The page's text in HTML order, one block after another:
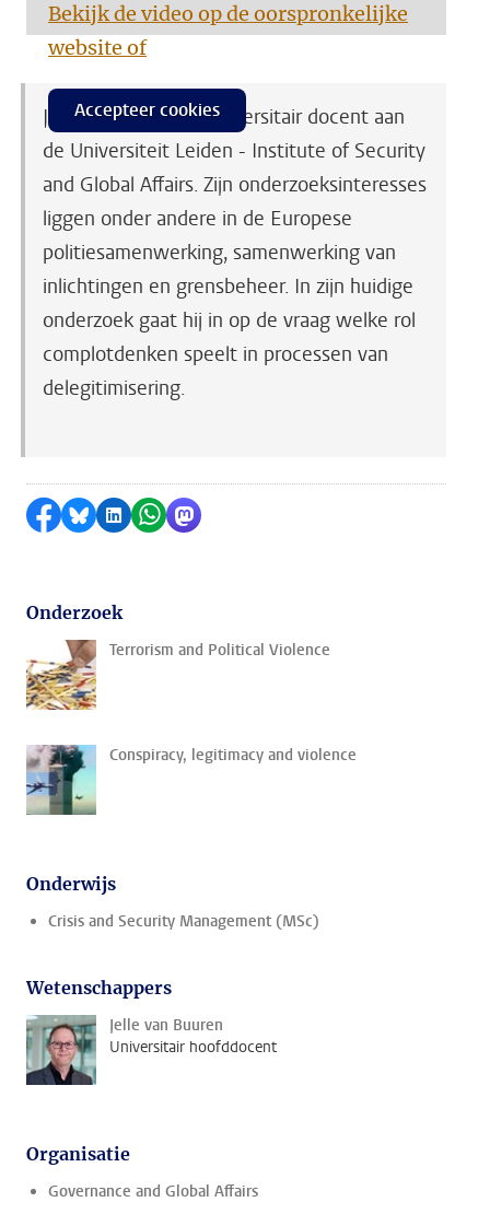
Bekijk de video op de oorspronkelijke
website of
Accepteer cookies
Jelle van Buuren is universitair docent aan
de Universiteit Leiden - Institute of Security
and Global Affairs. Zijn onderzoeksinteresses
liggen onder andere in de Europese
politiesamenwerking, samenwerking van
inlichtingen en grensbeheer. In zijn huidige
onderzoek gaat hij in op de vraag welke rol
complotdenken speelt in processen van
delegitimisering.
Delen op Facebook
Delen via Bluesky
Delen op LinkedIn
Delen via WhatsApp
Delen via Mastodon
Onderzoek
Terrorism and Political Violence
Conspiracy, legitimacy and violence
Onderwijs
Crisis and Security Management (MSc)
Wetenschappers
Jelle van Buuren
Universitair hoofddocent
Organisatie
Governance and Global Affairs